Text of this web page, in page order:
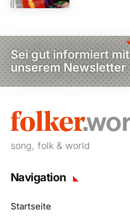
Sei gut informiert mit
unserem Newsletter
song, folk & world
Navigation
Startseite